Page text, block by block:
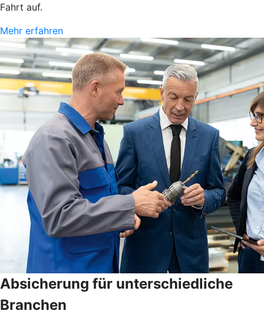
Fahrt auf.
Mehr erfahren
Absicherung für unterschiedliche
Branchen